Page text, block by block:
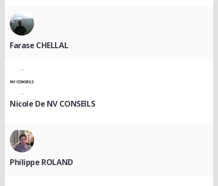
Farase CHELLAL
Nicole De NV CONSEILS
Philippe ROLAND